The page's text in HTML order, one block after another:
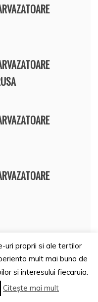
spre publicare,
jurnalistic, dar care
însă sursa
( foto și/sau text)
uri proprii si ale tertilor
mult mai buna de
si interesului fiecaruia.
Citește mai mult